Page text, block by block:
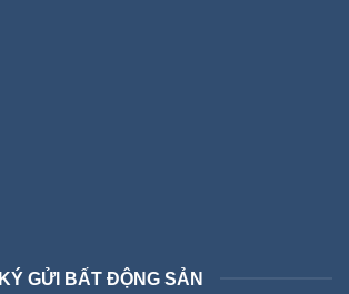
KÝ GỬI BẤT ĐỘNG SẢN